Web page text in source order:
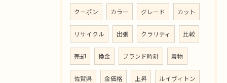
クーポン カラー グレード カット
リサイクル 出張 クラリティ 比較
売却 換金 ブランド時計 着物
佐賀県 金価格 上昇 ルイヴィトン